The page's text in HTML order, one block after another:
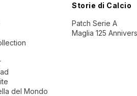
del Mondo
Storie di Calcio
Patch Serie A
Maglia 125